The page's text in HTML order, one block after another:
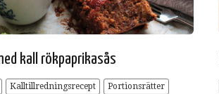
kall rökpaprikasås
Kalltillredningsrecept Portionsrätter